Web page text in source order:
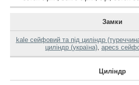
Замки
kale сейфовий та під циліндр
циліндр (україна), apecs
Циліндр